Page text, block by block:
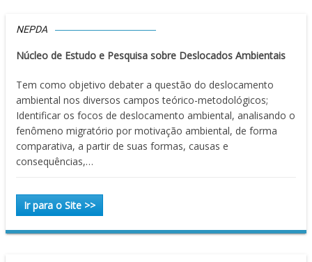
NEPDA
Núcleo de Estudo e Pesquisa sobre Deslocados Ambientais
Tem como objetivo debater a questão do deslocamento
ambiental nos diversos campos teórico-metodológicos;
Identificar os focos de deslocamento ambiental, analisando o
fenômeno migratório por motivação ambiental, de forma
comparativa, a partir de suas formas, causas e
consequências,…
Ir para o Site >>